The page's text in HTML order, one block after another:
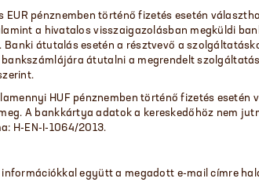
pénznemben történő fizetés esetén
a hivatalos visszaigazolásban megküldi
átutalás esetén a résztvevő a
átutalni a megrendelt
HUF pénznemben történő fizetés esetén
A bankkártya adatok a kereskedőhöz nem
H-EN-I-1064/2013.
együtt a megadott e-mail címre